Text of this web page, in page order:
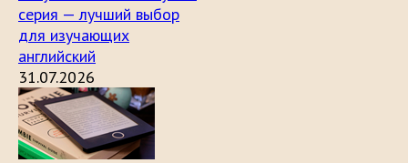
серия — лучший выбор
для изучающих
английский
31.07.2026